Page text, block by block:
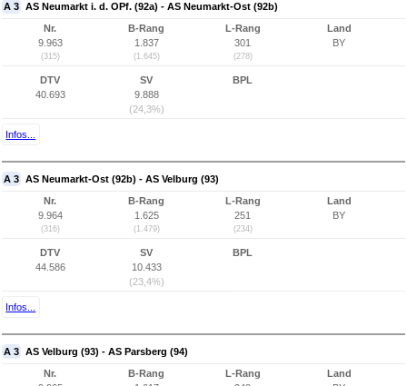
A 3 AS Neumarkt i. d. OPf. (92a) - AS Neumarkt-Ost (92b)
Nr.
9.963
(315)
B-Rang
1.837
(1.645)
L-Rang
301
(278)
Land
BY
DTV
40.693
SV
9.888
(24,3%)
BPL
Infos...
A 3 AS Neumarkt-Ost (92b) - AS Velburg (93)
Nr.
9.964
(316)
B-Rang
1.625
(1.479)
L-Rang
251
(234)
Land
BY
DTV
44.586
SV
10.433
(23,4%)
BPL
Infos...
A 3 AS Velburg (93) - AS Parsberg (94)
Nr.
B-Rang
L-Rang
Land